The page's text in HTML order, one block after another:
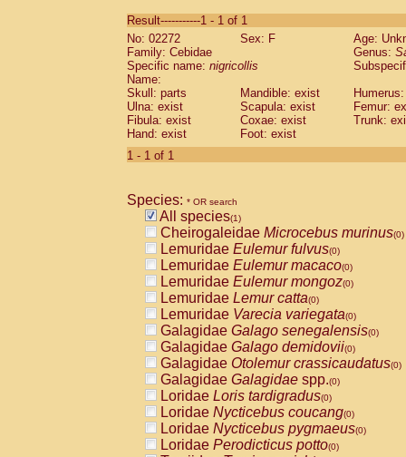
CebidaeSaguinus labiatus(0)
Cebidae Saguinus leucopus (0)
Cebidae
CebidaeSaguinus mystax
Cebidae Saguinus nigricollis (1)
Cebidae Saguinus oedipus
Cebidae Saguinus weddelli
Cebidae Saguinusspp.
Cebidae
CebidaeCebus capucinus
CebidaeCebus nigrivittatus
CebidaeCebus spp.(0)
CebidaeSaimiri boliviensis(0)
CebidaeSaimiri sciureus(0)
AtelidaeAlouatta caraya(0)
AtelidaeAlouatta fusca(0)
AtelidaeAlouatta seniculus(0)
AtelidaeAlouattaspp.(0)
AtelidaeAteles belzebuth(0)
AtelidaeAteles geoffroyi(0)
AtelidaeAteles paniscus(0)
AtelidaeAtelesspp.(0)
AtelidaeLagothrix lagothricha(0)
AtelidaeLagothrix lagothricha cana
PitheciidaeCacajao calvus
Result-----------1 - 1 of 1
No: 02272
Sex: F
Age:
Family: Cebidae
Genus:
Specific name: nigricollis
Name:
Skull: parts
Mandible: exist
Ulna: exist
Scapula: exist
Femur:
Fibula: exist
Coxae: exist
Trunk:
Hand: exist
Foot: exist
1 - 1 of 1
Species: * OR search
All species(1)
Cheirogaleidae Microcebus murinus(0)
Lemuridae Eulemur fulvus(0)
Lemuridae Eulemur macaco(0)
Lemuridae Eulemur mongoz(0)
Lemuridae Lemur catta(0)
Lemuridae Varecia variegata(0)
Galagidae Galago senegalensis(0)
Galagidae Galago demidovii(0)
Galagidae Otolemur crassicaudatus(0)
Galagidae Galagidae spp.(0)
Loridae Loris tardigradus(0)
Loridae Nycticebus coucang(0)
Loridae Nycticebus pygmaeus(0)
Loridae Perodicticus potto(0)